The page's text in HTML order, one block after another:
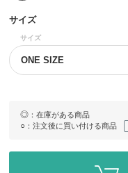
サイズ
サイズ
ONE SIZE
◎ ：在庫がある商品
○ ：注文後に買い付ける商品